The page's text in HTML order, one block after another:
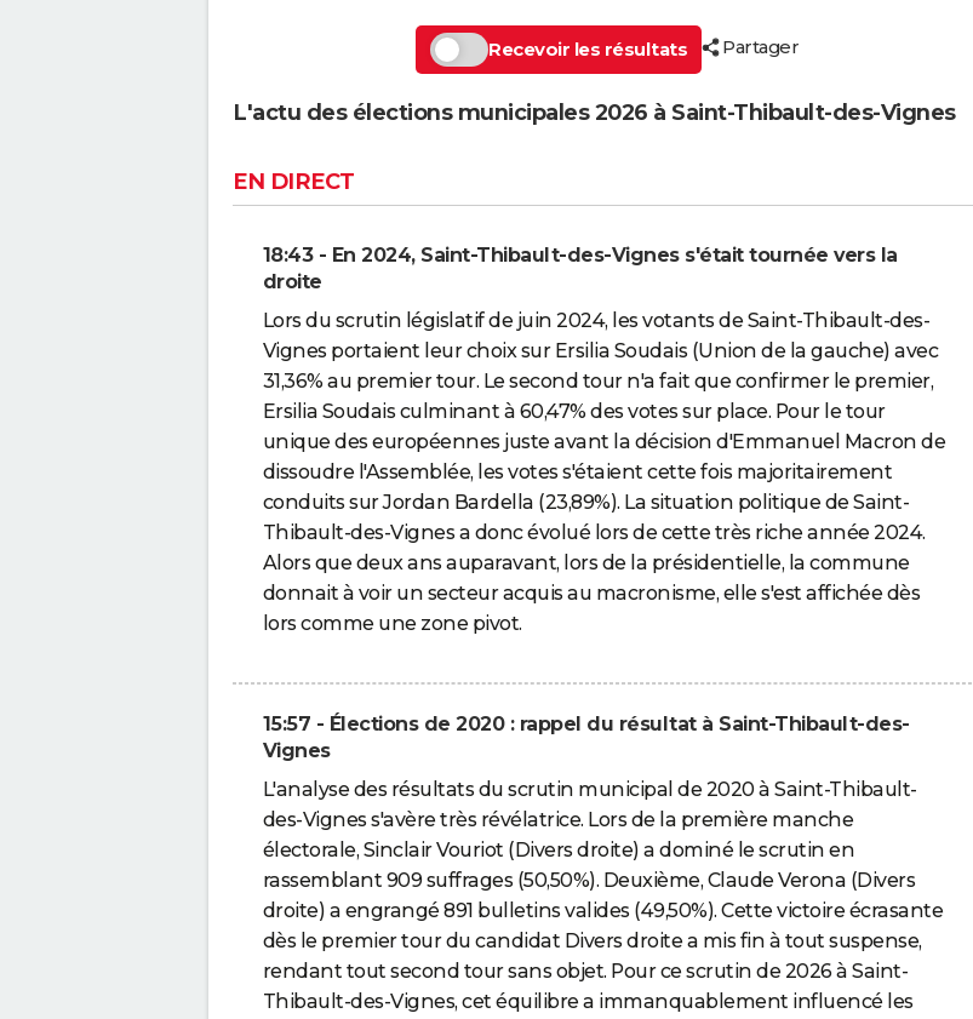
Recevoir les résultats Partager
L'actu des élections municipales 2026 à Saint-Thibault-des-Vignes
EN DIRECT
18:43 - En 2024, Saint-Thibault-des-Vignes s'était tournée vers la
droite
Lors du scrutin législatif de juin 2024, les votants de Saint-Thibault-des-
Vignes portaient leur choix sur Ersilia Soudais (Union de la gauche) avec
31,36% au premier tour. Le second tour n'a fait que confirmer le premier,
Ersilia Soudais culminant à 60,47% des votes sur place. Pour le tour
unique des européennes juste avant la décision d'Emmanuel Macron de
dissoudre l'Assemblée, les votes s'étaient cette fois majoritairement
conduits sur Jordan Bardella (23,89%). La situation politique de Saint-
Thibault-des-Vignes a donc évolué lors de cette très riche année 2024.
Alors que deux ans auparavant, lors de la présidentielle, la commune
donnait à voir un secteur acquis au macronisme, elle s'est affichée dès
lors comme une zone pivot.
15:57 - Élections de 2020 : rappel du résultat à Saint-Thibault-des-
Vignes
L'analyse des résultats du scrutin municipal de 2020 à Saint-Thibault-
des-Vignes s'avère très révélatrice. Lors de la première manche
électorale, Sinclair Vouriot (Divers droite) a dominé le scrutin en
rassemblant 909 suffrages (50,50%). Deuxième, Claude Verona (Divers
droite) a engrangé 891 bulletins valides (49,50%). Cette victoire écrasante
dès le premier tour du candidat Divers droite a mis fin à tout suspense,
rendant tout second tour sans objet. Pour ce scrutin de 2026 à Saint-
Thibault-des-Vignes, cet équilibre a immanquablement influencé les